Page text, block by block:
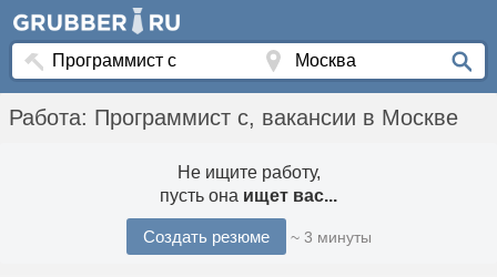
Работа: Программист c, вакансии в Москве
Не ищите работу,
пусть она ищет вас...
Создать резюме ~ 3 минуты